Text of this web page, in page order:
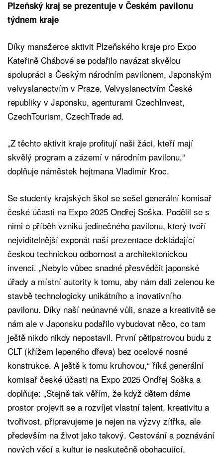
Plzeňský kraj se prezentuje v Českém pavilonu
týdnem kraje
Díky manažerce aktivit Plzeňského kraje pro Expo
Kateřině Chábové se podařilo navázat skvělou
spolupráci s Českým národním pavilonem, Japonským
velvyslanectvím v Praze, Velvyslanectvím České
republiky v Japonsku, agenturami CzechInvest,
CzechTourism, CzechTrade ad.
„Z těchto aktivit kraje profitují naši žáci, kteří mají
skvělý program a zázemí v národním pavilonu,“
doplňuje náměstek hejtmana Vladimír Kroc.
Se studenty krajských škol se sešel generální komisař
české účasti na Expo 2025 Ondřej Soška. Podělil se s
nimi o příběh vzniku jedinečného pavilonu, který tvoří
nejviditelnější exponát naší prezentace dokládající
českou technickou odbornost a architektonickou
invenci. „Nebylo vůbec snadné přesvědčit japonské
úřady a místní autority k tomu, aby nám dali zelenou ke
stavbě technologicky unikátního a inovativního
pavilonu. Díky naší neúnavné vůli, snaze a kreativitě se
nám ale v Japonsku podařilo vybudovat něco, co tam
ještě nikdo nikdy nepostavil. První pětipatrovou budu z
CLT (křížem lepeného dřeva) bez ocelové nosné
konstrukce. A ještě k tomu kruhovou,“ říká generální
komisař české účasti na Expo 2025 Ondřej Soška a
doplňuje: „Stejně tak věřím, že když dětem dáme
prostor projevit se a rozvíjet vlastní talent, kreativitu a
tvořivost, připravujeme je nejen na výzvy zítřka, ale
především na život jako takový. Cestování a poznávání
nových věcí a kultur je neskutečně obohacující,